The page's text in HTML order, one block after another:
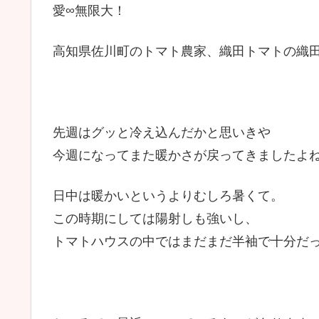
愛∞無限大！
高知県佐川町のトマト農家、織田トマトの織田
先週はグッと冷え込んだかと思いきや
今週になってまた暖かさが戻ってきましたよね
日中は暖かいというよりむしろ暑くて。
この時期にしては陽射しも強いし、
トマトハウスの中ではまだまだ半袖で十分だ